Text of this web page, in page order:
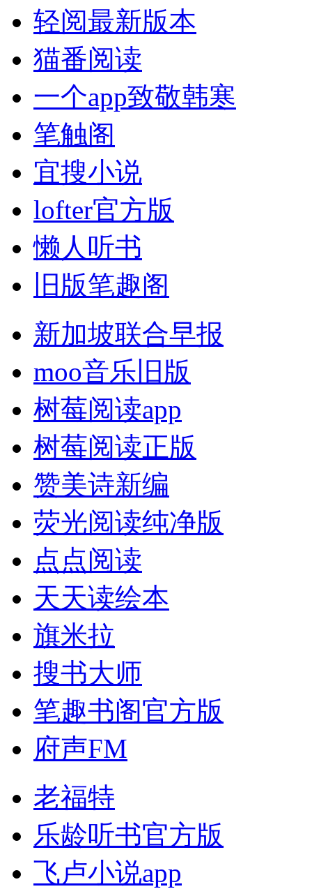
轻阅最新版本
猫番阅读
一个app致敬韩寒
笔触阁
宜搜小说
lofter官方版
懒人听书
旧版笔趣阁
新加坡联合早报
moo音乐旧版
树莓阅读app
树莓阅读正版
赞美诗新编
荧光阅读纯净版
点点阅读
天天读绘本
旗米拉
搜书大师
笔趣书阁官方版
府声FM
老福特
乐龄听书官方版
飞卢小说app